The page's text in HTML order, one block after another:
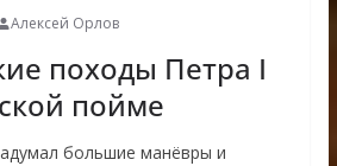
Алексей Орлов
походы Петра I
пойме
большие манёвры и